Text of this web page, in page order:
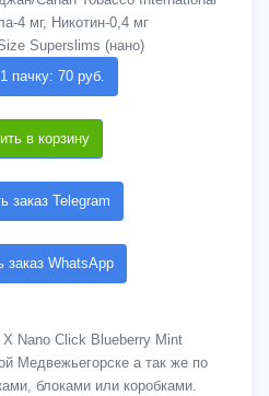
4 мг, Никотин-0,4 мг
Superslims (нано)
пачку: 70 руб.
в корзину
заказ Telegram
WhatsApp
Nano Click Blueberry Mint
Медвежьегорске а так же по
блоками или коробками.